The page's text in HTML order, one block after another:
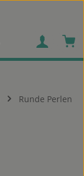
Runde Perlen